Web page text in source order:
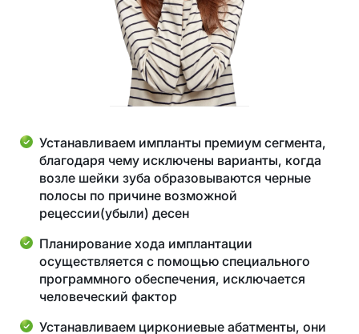
Устанавливаем импланты премиум сегмента,
благодаря чему исключены варианты, когда
возле шейки зуба образовываются черные
полосы по причине возможной
рецессии(убыли) десен
Планирование хода имплантации
осуществляется с помощью специального
программного обеспечения, исключается
человеческий фактор
Устанавливаем циркониевые абатменты, они